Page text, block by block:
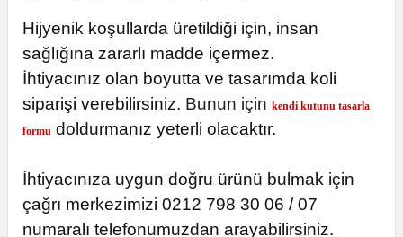
Hijyenik koşullarda üretildiği için, insan
sağlığına zararlı madde içermez.
İhtiyacınız olan boyutta ve tasarımda koli
siparişi verebilirsiniz. Bunun için kendi kutunu tasarla
formu doldurmanız yeterli olacaktır.
İhtiyacınıza uygun doğru ürünü bulmak için
çağrı merkezimizi 0212 798 30 06 / 07
numaralı telefonumuzdan arayabilirsiniz.